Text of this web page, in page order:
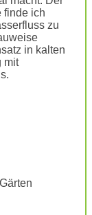
finde ich
zu
in kalten
mit